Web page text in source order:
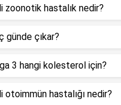
zoonotik hastalık nedir?
günde çıkar?
3 hangi kolesterol için?
otoimmün hastalığı nedir?